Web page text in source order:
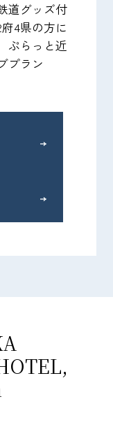
道グッズ付
4県の方に
ぷらっと近
プラン